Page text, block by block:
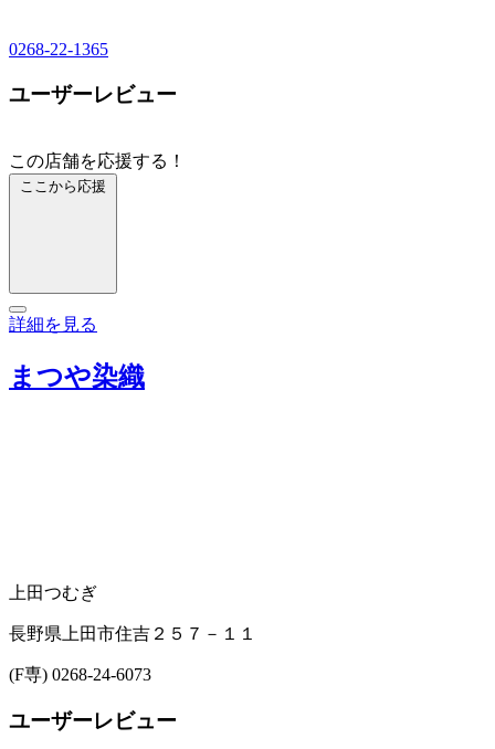
0268-22-1365
ユーザーレビュー
この店舗を応援する！
ここから応援
詳細を見る
まつや染織
上田つむぎ
長野県上田市住吉２５７－１１
(F専) 0268-24-6073
ユーザーレビュー